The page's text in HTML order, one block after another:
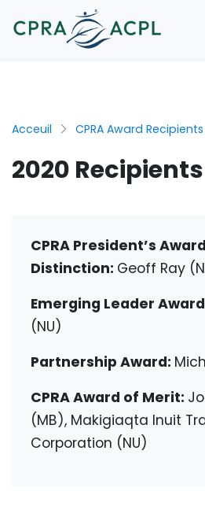
Acceuil CPRA Award Recipients
2020 Recipients
CPRA President’s
Distinction: Geoff Ray
Emerging Leader
(NU)
Partnership Award:
CPRA Award of Merit:
(MB), Makigiaqta Inuit
Corporation (NU)